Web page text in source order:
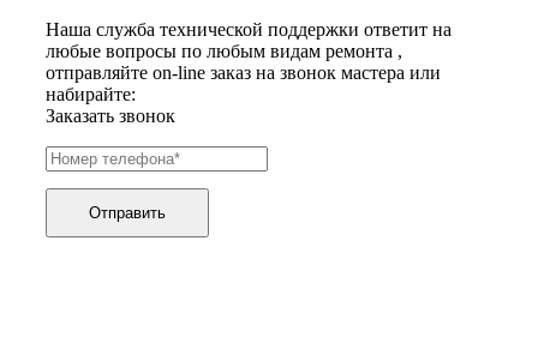
ибп
игровых приставок
игрушек
игрушек на радиоуправлении
imac
имитаторов верховой езды
инерционных массажеров
инфузионных насосов
ингаляторов
инкубаторов
Наша служба технической поддержки ответит на
любые вопросы по любым видам ремонта ,
отправляйте on-line заказ на звонок мастера или
набирайте:
Заказать звонок
Отправить